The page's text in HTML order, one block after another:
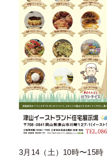
3月14（土）10時〜15時